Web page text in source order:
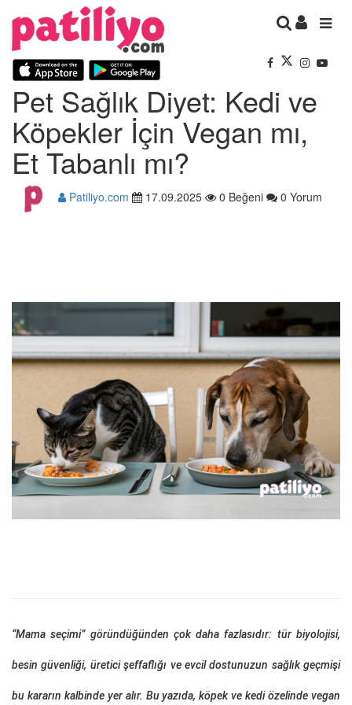
Pet Sağlık Diyet: Kedi ve
Köpekler İçin Vegan mı,
Et Tabanlı mı?
Patiliyo.com 17.09.2025 0 Beğeni 0 Yorum
“Mama seçimi” göründüğünden çok daha fazlasıdır: tür biyolojisi,
besin güvenliği, üretici şeffaflığı ve evcil dostunuzun sağlık geçmişi
bu kararın kalbinde yer alır. Bu yazıda, köpek ve kedi özelinde vegan